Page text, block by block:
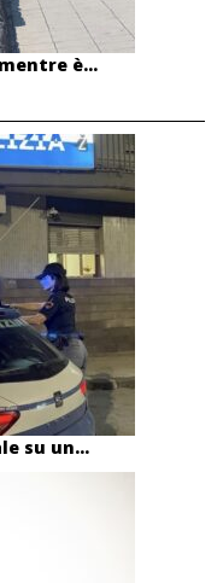
è...
su un...